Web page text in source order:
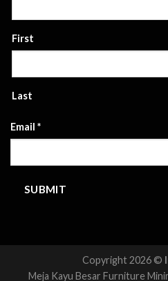
First
Last
Email *
SUBMIT
Copyright 2026 ©
Meja Kayu Besar Furniture